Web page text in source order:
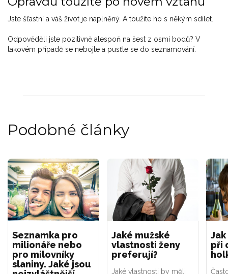
Jste šťastní a váš život je naplněný. A toužíte ho s někým sdílet.
Odpověděli jste pozitivně alespoň na šest z osmi bodů? V
takovém případě se nebojte a pusťte se do seznamování.
Podobné články
Seznamka pro
milionáře nebo
pro milovníky
slaniny. Jaké jsou
Jaké mužské
vlastnosti ženy
preferují?
Jaké vlastnosti by měli
při